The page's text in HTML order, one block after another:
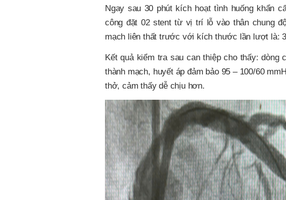
Ngay sau 30 phút kích hoạt tình huống khẩn
công đặt 02 stent từ vị trí lỗ vào thân chung
mạch liên thất trước với kích thước lần lượt là:
Kết quả kiểm tra sau can thiệp cho thấy:
thành mạch, huyết áp đảm bảo 95 – 100/60
thở, cảm thấy dễ chịu hơn.